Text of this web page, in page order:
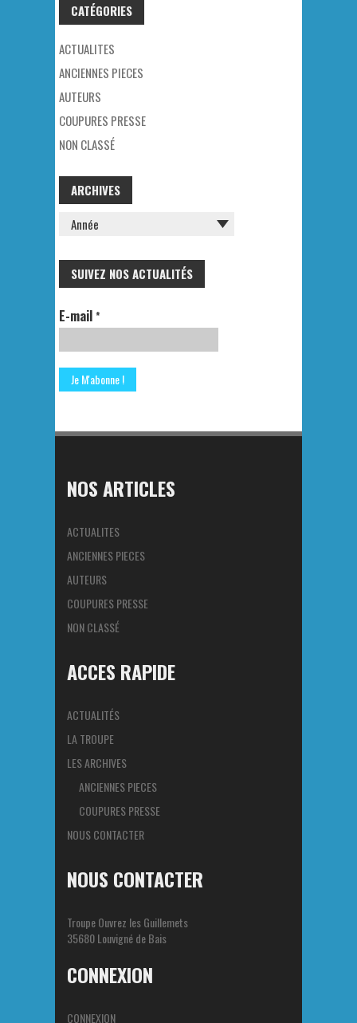
CATÉGORIES
ACTUALITES
ANCIENNES PIECES
AUTEURS
COUPURES PRESSE
NON CLASSÉ
ARCHIVES
SUIVEZ NOS ACTUALITÉS
E-mail *
NOS ARTICLES
ACTUALITES
ANCIENNES PIECES
AUTEURS
COUPURES PRESSE
NON CLASSÉ
ACCES RAPIDE
ACTUALITÉS
LA TROUPE
LES ARCHIVES
ANCIENNES PIECES
COUPURES PRESSE
NOUS CONTACTER
NOUS CONTACTER
Troupe Ouvrez les Guillemets
35680 Louvigné de Bais
CONNEXION
CONNEXION